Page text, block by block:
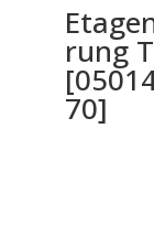
rung
70]